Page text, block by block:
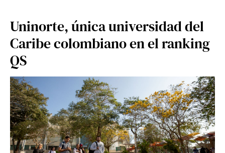
Uninorte, única universidad del
Caribe colombiano en el ranking
QS